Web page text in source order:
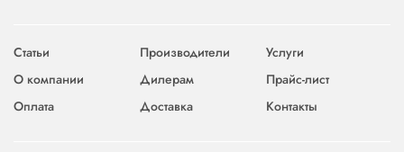
Статьи Производители
Услуги
О компании
Дилерам
Прайс-лист
Оплата
Доставка Контакты